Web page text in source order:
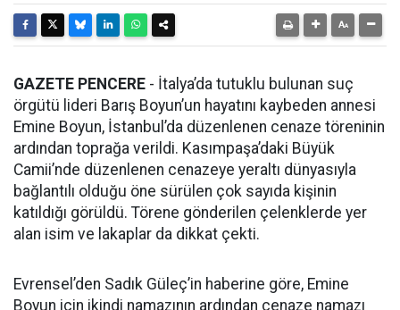
GAZETE PENCERE - İtalya’da tutuklu bulunan suç
örgütü lideri Barış Boyun’un hayatını kaybeden annesi
Emine Boyun, İstanbul’da düzenlenen cenaze töreninin
ardından toprağa verildi. Kasımpaşa’daki Büyük
Camii’nde düzenlenen cenazeye yeraltı dünyasıyla
bağlantılı olduğu öne sürülen çok sayıda kişinin
katıldığı görüldü. Törene gönderilen çelenklerde yer
alan isim ve lakaplar da dikkat çekti.
Evrensel’den Sadık Güleç’in haberine göre, Emine
Boyun için ikindi namazının ardından cenaze namazı